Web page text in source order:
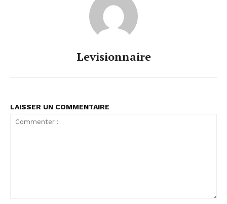
Levisionnaire
LAISSER UN COMMENTAIRE